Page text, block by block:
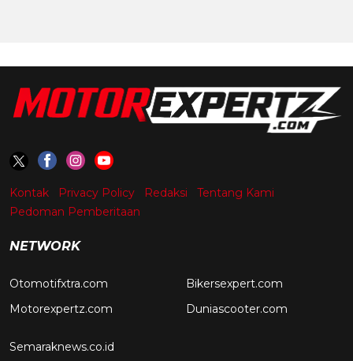
Kontak Privacy Policy Redaksi
Tentang Kami
Pedoman Pemberitaan
NETWORK
Otomotifxtra.com
Motorexpertz.com
Bikersexpert.com
Duniascooter.com
Semaraknews.co.id